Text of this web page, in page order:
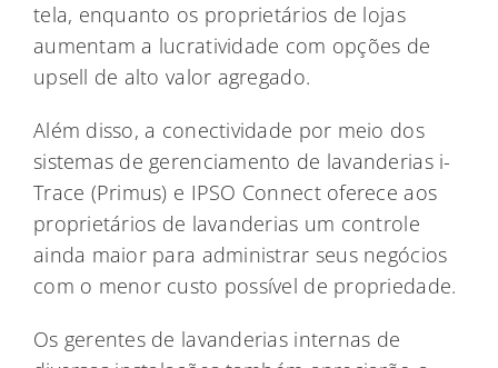
tela, enquanto os proprietários de lojas
aumentam a lucratividade com opções de
upsell de alto valor agregado.
Além disso, a conectividade por meio dos
sistemas de gerenciamento de lavanderias i-
Trace (Primus) e IPSO Connect oferece aos
proprietários de lavanderias um controle
ainda maior para administrar seus negócios
com o menor custo possível de propriedade.
Os gerentes de lavanderias internas de